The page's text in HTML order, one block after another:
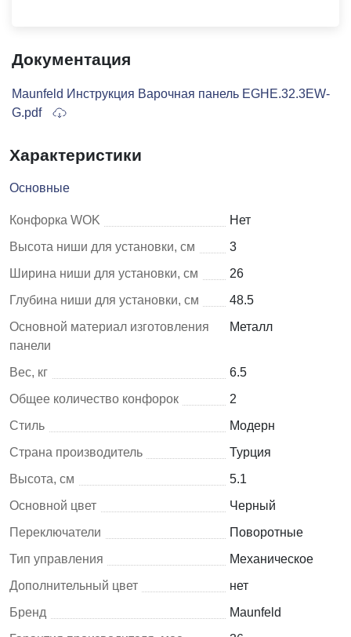
Документация
Maunfeld Инструкция Варочная панель EGHE.32.3EW-
G.pdf
Характеристики
Основные
Конфорка WOK
Нет
Высота ниши для установки, см
3
Ширина ниши для установки, см
26
Глубина ниши для установки, см
48.5
Основной материал изготовления
панели
Металл
Вес, кг
6.5
Общее количество конфорок
2
Стиль
Модерн
Страна производитель
Турция
Высота, см
5.1
Основной цвет
Черный
Переключатели
Поворотные
Тип управления
Механическое
Дополнительный цвет
нет
Бренд
Maunfeld